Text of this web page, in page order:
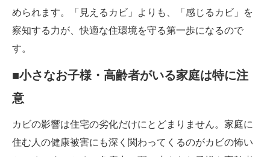
められます。「見えるカビ」よりも、「感じるカビ」を
察知する力が、快適な住環境を守る第一歩になるので
す。
■小さなお子様・高齢者がいる家庭は特に注
意
カビの影響は住宅の劣化だけにとどまりません。家庭に
住む人の健康被害にも深く関わってくるのがカビの怖い